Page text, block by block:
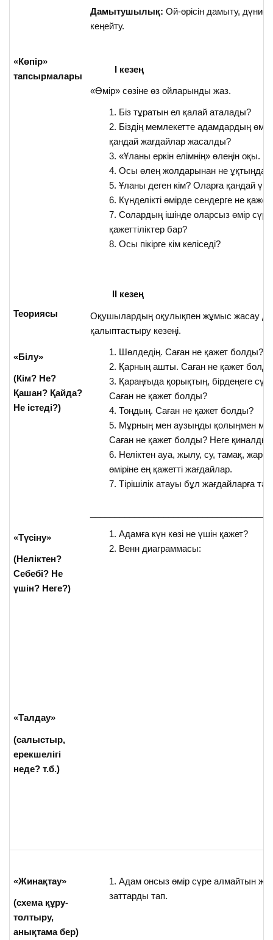
«Көпір»
тапсырмалары
Теориясы
«Білу»
(Кім? Не?
Қашан? Қайда?
Не істеді?)
«Түсіну»
(Неліктен?
Себебі? Не
үшін? Неге?)
«Талдау»
(салыстыр,
ерекшелігі
неде? т.б.)
Дамытушылық: Ой-өрісін дамыту,
кеңейту.
I кезең
«Өмір» сөзіне өз ойларынды жаз.
Біз тұратын ел қалай аталады?
Біздің мемлекетте адамдардың өмір
қандай жағдайлар жасалды?
«Ұланы еркін елімнің» өлеңін оқы.
Осы өлең жолдарынан не
Ұланы деген кім? Оларға қандай
Күнделікті өмірде сендерге не
Солардың ішінде оларсыз өмір
қажеттіліктер бар?
Осы пікірге кім келіседі?
кезең
Оқушылардың оқулықпен жұмыс жасау
қалыптастыру кезеңі.
Шөлдедің. Саған не қажет болды?
Қарның ашты. Саған не қажет
Қараңғыда қорықтың, бірдеңеге
Саған не қажет болды?
Тоңдың. Саған не қажет болды?
Мұрның мен аузыңды қолыңмен
Саған не қажет болды? Неге
Неліктен ауа, жылу, су, тамақ,
өміріне ең қажетті жағдайлар.
Тірішілік атауы бұл жағдайларға
Адамға күн көзі не үшін қажет?
Венн диаграммасы:
«Жинақтау»
(схема құру-
толтыру,
анықтама бер)
Адам онсыз өмір сүре алмайтын
заттарды тап.